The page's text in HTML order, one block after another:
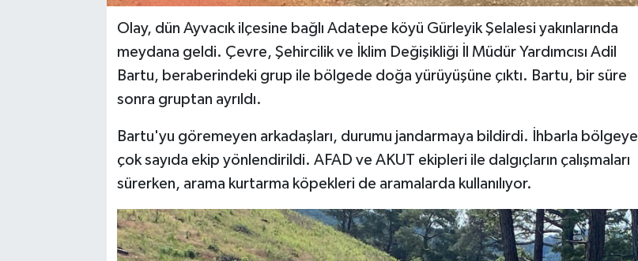
Olay, dün Ayvacık ilçesine bağlı Adatepe köyü Gürleyik Şelalesi yakınlarında
meydana geldi. Çevre, Şehircilik ve İklim Değişikliği İl Müdür Yardımcısı Adil
Bartu, beraberindeki grup ile bölgede doğa yürüyüşüne çıktı. Bartu, bir süre
sonra gruptan ayrıldı.
Bartu'yu göremeyen arkadaşları, durumu jandarmaya bildirdi. İhbarla bölgeye
çok sayıda ekip yönlendirildi. AFAD ve AKUT ekipleri ile dalgıçların çalışmaları
sürerken, arama kurtarma köpekleri de aramalarda kullanılıyor.